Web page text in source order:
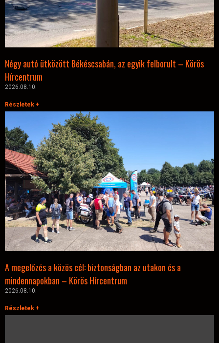
Négy autó ütközött Békéscsabán, az egyik felborult – Körös
Hírcentrum
2026.08.10.
Részletek +
A megelőzés a közös cél: biztonságban az utakon és a
mindennapokban – Körös Hírcentrum
2026.08.10.
Részletek +